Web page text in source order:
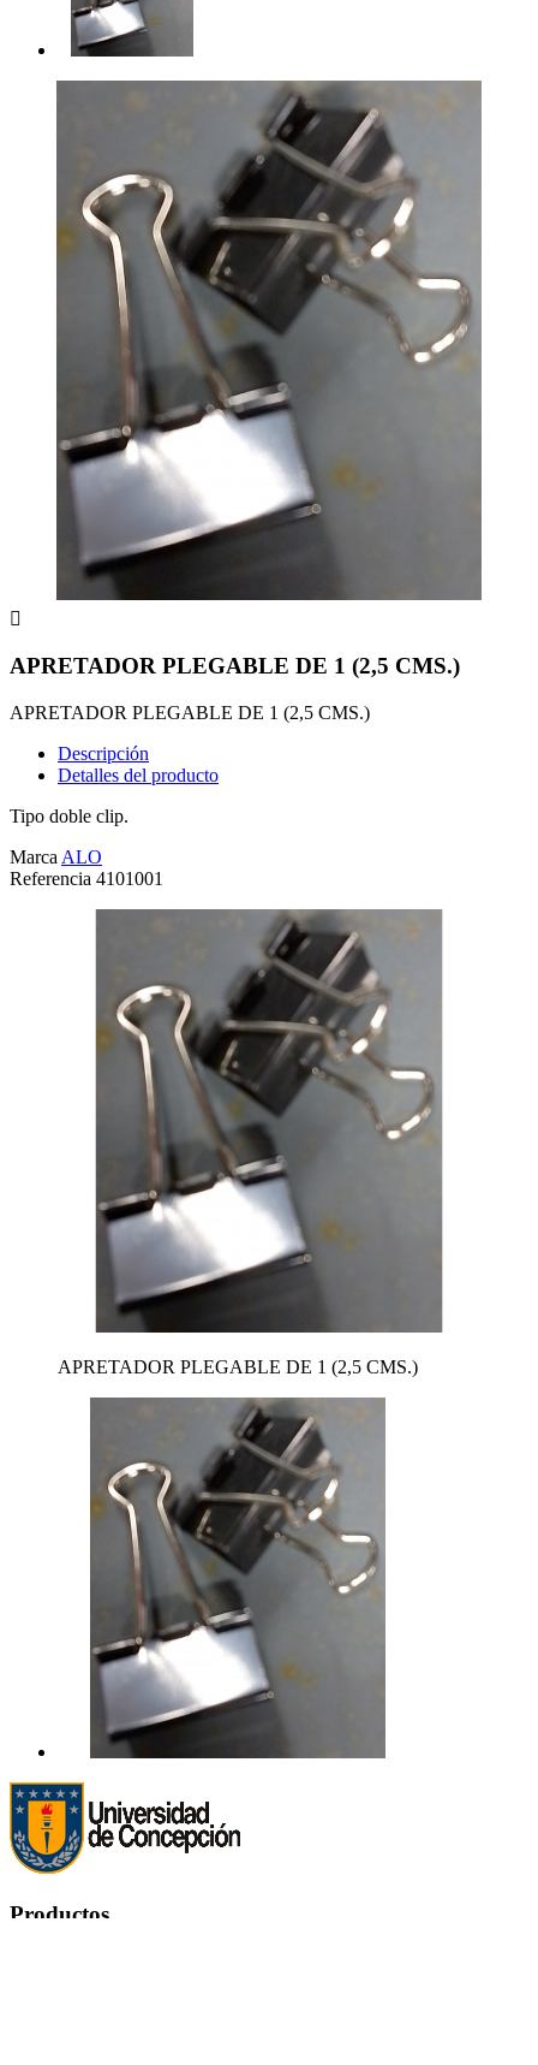

APRETADOR PLEGABLE DE 1 (2,5 CMS.)
APRETADOR PLEGABLE DE 1 (2,5 CMS.)
Descripción
Detalles del producto
Tipo doble clip.
Marca ALO
Referencia 4101001
APRETADOR PLEGABLE DE 1 (2,5 CMS.)
Productos